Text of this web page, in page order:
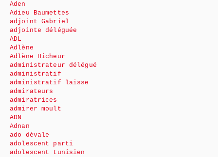
Aden
Adieu Baumettes
adjoint Gabriel
adjointe déléguée
ADL
Adlène
Adlène Hicheur
administrateur délégué
administratif
administratif laisse
admirateurs
admiratrices
admirer moult
ADN
Adnan
ado dévale
adolescent parti
adolescent tunisien